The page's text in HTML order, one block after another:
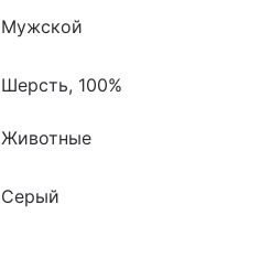
Мужской
Шерсть, 100%
Животные
Серый